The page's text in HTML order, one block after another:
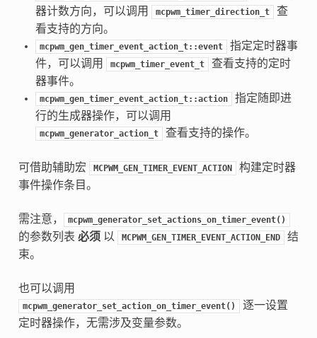
器计数方向，可以调用
mcpwm_timer_direction_t
查
看支持的方向。
mcpwm_gen_timer_event_action_t::event
指定定时器事
件，可以调用
mcpwm_timer_event_t
查看支持的定时
器事件。
mcpwm_gen_timer_event_action_t::action
指定随即进
行的生成器操作，可以调用
mcpwm_generator_action_t 查看支持的操作。
可借助辅助宏 MCPWM_GEN_TIMER_EVENT_ACTION
构建定时器
事件操作条目。
需注意， mcpwm_generator_set_actions_on_timer_event()
的参数列表 必须 以 MCPWM_GEN_TIMER_EVENT_ACTION_END
结
束。
也可以调用
mcpwm_generator_set_action_on_timer_event()
逐一设置
定时器操作，无需涉及变量参数。